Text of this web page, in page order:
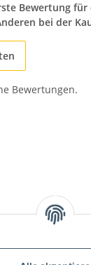
Bewertung
bei der
Bewertungen.